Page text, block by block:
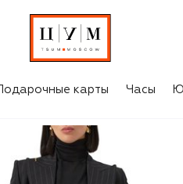
Подарочные карты Часы